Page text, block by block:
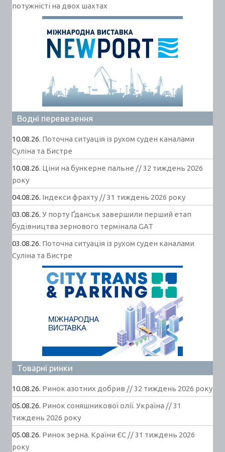
потужністі на двох шахтах
Водні перевезення
10.08.26. Поточна ситуація із рухом суден каналами
Суліна та Бистре
10.08.26. Ціни на бункерне пальне // 32 тиждень 2026
року
04.08.26. Індекси фрахту // 31 тиждень 2026 року
03.08.26. У порту Ґданськ завершили перший етап
будівництва зернового термінала GAT
03.08.26. Поточна ситуація із рухом суден каналами
Суліна та Бистре
Товарні ринки
10.08.26. Ринок азотних добрив // 32 тиждень 2026 року
05.08.26. Ринок соняшникової олії. Україна // 31
тиждень 2026 року
05.08.26. Ринок зерна. Країни ЄС // 31 тиждень 2026
року